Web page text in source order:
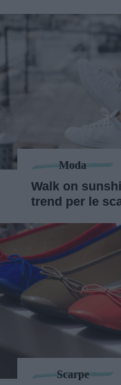
Moda
Walk on
trend per le
Scarpe